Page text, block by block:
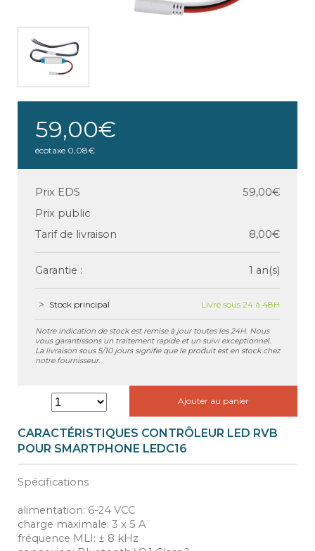
59,00€
écotaxe 0,08€
Prix EDS
59,00€
Prix public
Tarif de livraison
8,00€
Garantie : 1 an(s)
Stock principal Livré sous 24 à 48H
Notre indication de stock est remise à jour toutes les 24H. Nous
vous garantissons un traitement rapide et un suivi exceptionnel.
La livraison sous 5/10 jours signifie que le produit est en stock chez
notre fournisseur.
Ajouter au panier
CARACTÉRISTIQUES CONTRÔLEUR LED RVB
POUR SMARTPHONE LEDC16
Spécifications
alimentation: 6-24 VCC
charge maximale: 3 x 5 A
fréquence MLI: ± 8 kHz